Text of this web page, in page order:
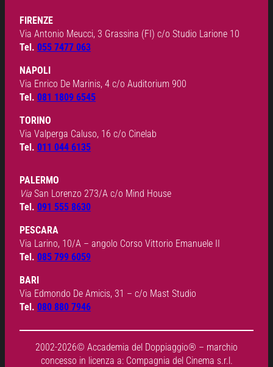
FIRENZE
Via Antonio Meucci, 3 Grassina (FI) c/o Studio Larione 10
Tel. 055 7477 063
NAPOLI
Via Enrico De Marinis, 4 c/o Auditorium 900
Tel. 081 1809 6545
TORINO
Via Valperga Caluso, 16 c/o Cinelab
Tel. 011 044 6135
PALERMO
Via San Lorenzo 273/A c/o Mind House
Tel. 091 555 8630
PESCARA
Via Larino, 10/A – angolo Corso Vittorio Emanuele II
Tel. 085 799 6059
BARI
Via Edmondo De Amicis, 31 – c/o Mast Studio
Tel. 080 880 7946
2002-2026© Accademia del Doppiaggio® – marchio
concesso in licenza a: Compagnia del Cinema s.r.l.